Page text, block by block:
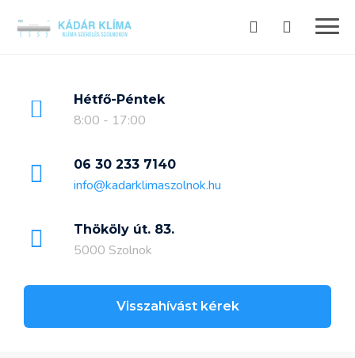
Hétfő-Péntek
8:00 - 17:00
06 30 233 7140
info@kadarklimaszolnok.hu
Thököly út. 83.
5000 Szolnok
Visszahívást kérek